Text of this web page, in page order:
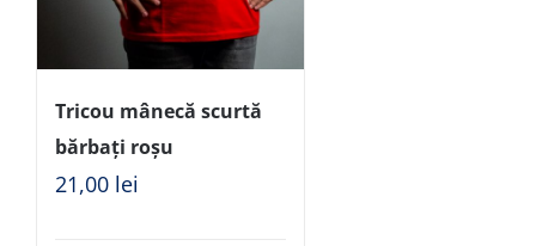
Tricou mânecă scurtă
bărbați roșu
21,00 lei